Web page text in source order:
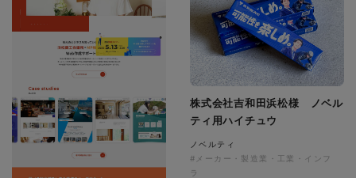
株式会社吉和田浜松様 ノベル
ティ用ハイチュウ
ノベルティ
#メーカー・製造業・工業・インフ
ラ